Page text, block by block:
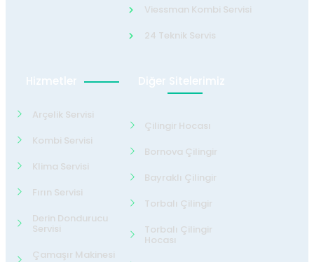
Viessman Kombi Servisi
24 Teknik Servis
Hizmetler
Arçelik Servisi
Kombi Servisi
Klima Servisi
Fırın Servisi
Derin Dondurucu
Servisi
Çamaşır Makinesi
Diğer Sitelerimiz
Çilingir Hocası
Bornova Çilingir
Bayraklı Çilingir
Torbalı Çilingir
Torbalı Çilingir
Hocası